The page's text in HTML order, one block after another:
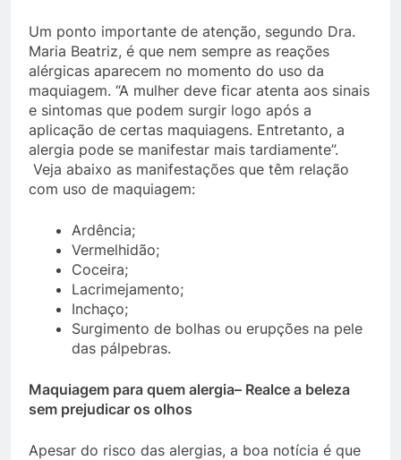
Um ponto importante de atenção, segundo Dra.
Maria Beatriz, é que nem sempre as reações
alérgicas aparecem no momento do uso da
maquiagem. “A mulher deve ficar atenta aos sinais
e sintomas que podem surgir logo após a
aplicação de certas maquiagens. Entretanto, a
alergia pode se manifestar mais tardiamente”.
Veja abaixo as manifestações que têm relação
com uso de maquiagem:
Ardência;
Vermelhidão;
Coceira;
Lacrimejamento;
Inchaço;
Surgimento de bolhas ou erupções na pele
das pálpebras.
Maquiagem para quem alergia– Realce a beleza
sem prejudicar os olhos
Apesar do risco das alergias, a boa notícia é que